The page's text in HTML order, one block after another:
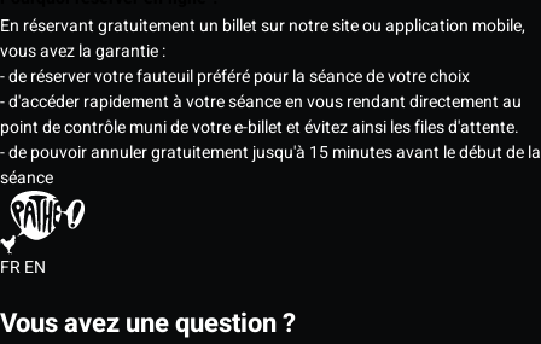
En réservant gratuitement un billet sur notre site ou application mobile,
vous avez la garantie :
- de réserver votre fauteuil préféré pour la séance de votre choix
- d'accéder rapidement à votre séance en vous rendant directement au
point de contrôle muni de votre e-billet et évitez ainsi les files d'attente.
- de pouvoir annuler gratuitement jusqu'à 15 minutes avant le début de la
séance
FREN
Vous avez une question ?